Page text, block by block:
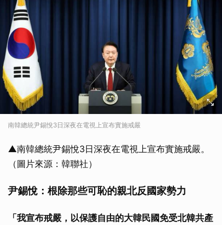
南韓總統尹錫悅3日深夜在電視上宣布實施戒嚴
▲南韓總統尹錫悅3日深夜在電視上宣布實施戒嚴。
（圖片來源：韓聯社）
尹錫悅：根除那些可恥的親北反國家勢力
「我宣布戒嚴，以保護自由的大韓民國免受北韓共產